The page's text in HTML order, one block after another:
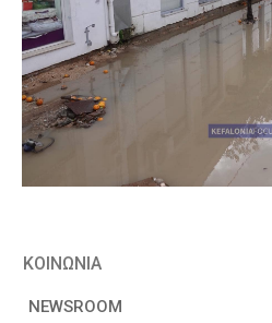
ΚΟΙΝΩΝΙΑ
NEWSROOM